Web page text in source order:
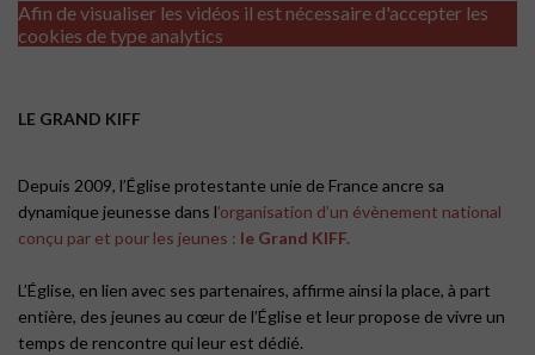
Afin de visualiser les vidéos il est nécessaire d'accepter les
cookies de type analytics
LE GRAND KIFF
Depuis 2009, l’Église protestante unie de France ancre sa
dynamique jeunesse dans l’organisation d’un évènement national
conçu par et pour les jeunes : le Grand KIFF.
L’Église, en lien avec ses partenaires, affirme ainsi la place, à part
entière, des jeunes au cœur de l’Église et leur propose de vivre un
temps de rencontre qui leur est dédié.